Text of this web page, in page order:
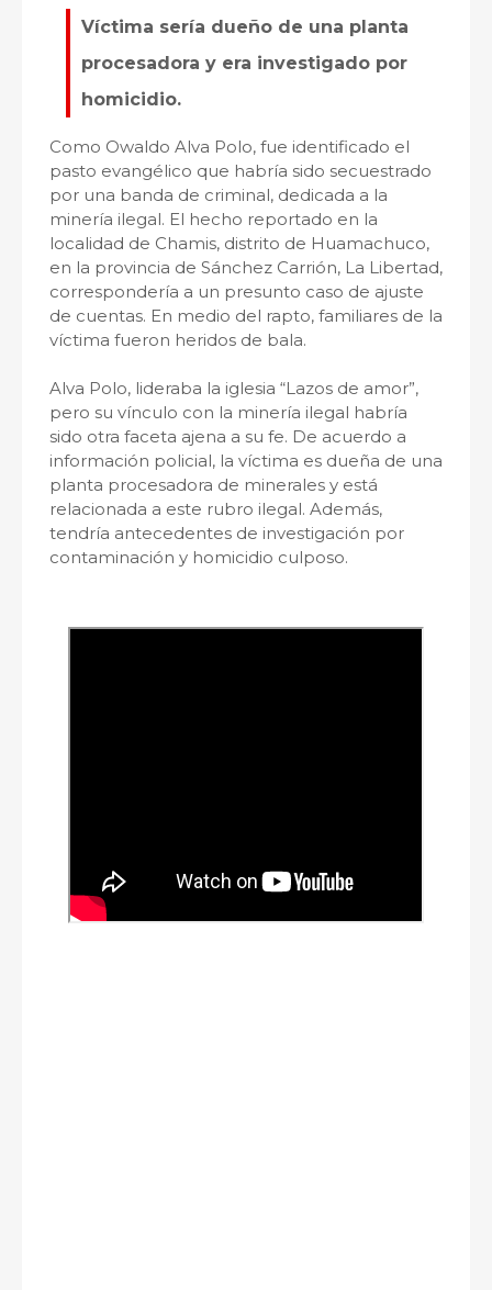
Víctima sería dueño de una planta
procesadora y era investigado por
homicidio.
Como Owaldo Alva Polo, fue identificado el
pasto evangélico que habría sido secuestrado
por una banda de criminal, dedicada a la
minería ilegal. El hecho reportado en la
localidad de Chamis, distrito de Huamachuco,
en la provincia de Sánchez Carrión, La Libertad,
correspondería a un presunto caso de ajuste
de cuentas. En medio del rapto, familiares de la
víctima fueron heridos de bala.
Alva Polo, lideraba la iglesia “Lazos de amor”,
pero su vínculo con la minería ilegal habría
sido otra faceta ajena a su fe. De acuerdo a
información policial, la víctima es dueña de una
planta procesadora de minerales y está
relacionada a este rubro ilegal. Además,
tendría antecedentes de investigación por
contaminación y homicidio culposo.